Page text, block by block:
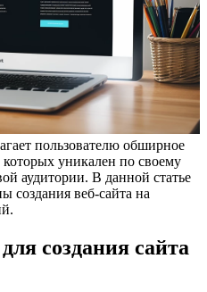
пользователю обширное
уникален по своему
аудитории. В данной статье
создания веб-сайта на
создания сайта